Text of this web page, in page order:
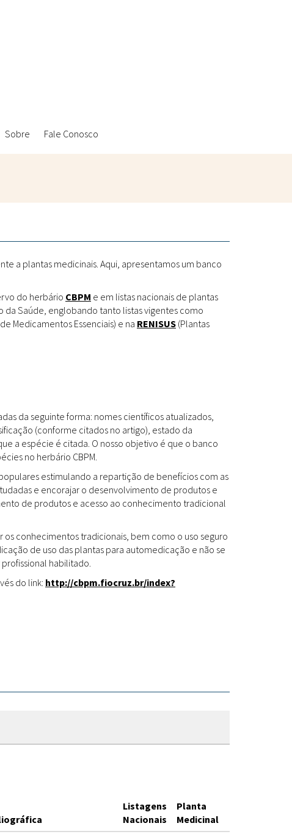
Sobre Fale Conosco
Sanitárias
Políticas
Metodologias
Livros
Periódicos
Produções Acadêmicas
Todos
Padrões
Fitoterápicos
a plantas medicinais. Aqui, apresentamos um banco
do herbário CBPM e em listas nacionais de plantas
da Saúde, englobando tanto listas vigentes como
Medicamentos Essenciais) e na RENISUS (Plantas
da seguinte forma: nomes científicos atualizados,
(conforme citados no artigo), estado da
a espécie é citada. O nosso objetivo é que o banco
no herbário CBPM.
estimulando a repartição de benefícios com as
e encorajar o desenvolvimento de produtos e
de produtos e acesso ao conhecimento tradicional
os conhecimentos tradicionais, bem como o uso seguro
de uso das plantas para automedicação e não se
habilitado.
do link: http://cbpm.fiocruz.br/index?
Listagens
Nacionais
Planta
Medicinal